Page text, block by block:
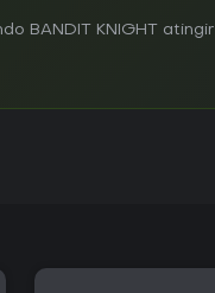
BANDIT KNIGHT atingir